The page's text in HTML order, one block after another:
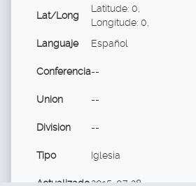
Lat/Long
Latitude: 0,
Longitude: 0,
Languaje
Español
Conferencia--
Union --
Division --
Tipo Iglesia
Actualizado2015-07-28